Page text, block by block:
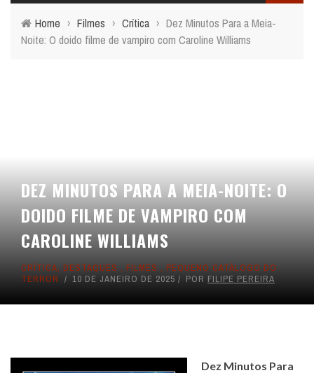
Home › Filmes › Crítica › Dez Minutos Para a Meia-
Noite: O doido filme de vampiro com Caroline Williams
DEZ MINUTOS PARA A MEIA-NOITE: O
DOIDO FILME DE VAMPIRO COM
CAROLINE WILLIAMS
CRÍTICA, DESTAQUES , FILMES , PEQUENO CATÁLOGO DO
TERROR
10 DE JANEIRO DE 2025 POR FILIPE PEREIRA
Dez Minutos Para